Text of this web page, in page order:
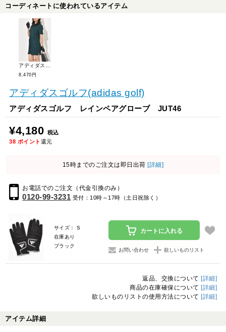
コーディネートに使われているアイテム
8,470円
アディダスゴルフ(adidas golf)
アディダスゴルフ レインペアグローブ JUT46
¥4,180 税込
38 ポイント 還元
15時までのご注文は即日出荷 [詳細]
お電話でのご注文（代金引換のみ）
0120-99-3231 受付：10時～17時（土日祝除く）
サイズ： S
在庫あり
ブラック
カートに入れる
お問い合わせ 欲しいものリスト
返品、交換について [詳細]
商品の在庫確保について [詳細]
欲しいものリストの使用方法について [詳細]
アイテム詳細